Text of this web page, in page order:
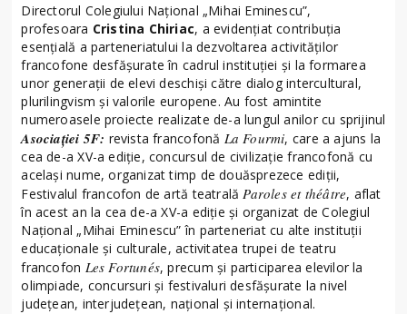
Directorul Colegiului Național „Mihai Eminescu”,
profesoara Cristina Chiriac, a evidențiat contribuția
esențială a parteneriatului la dezvoltarea activităților
francofone desfășurate în cadrul instituției și la formarea
unor generații de elevi deschiși către dialog intercultural,
plurilingvism și valorile europene. Au fost amintite
numeroasele proiecte realizate de-a lungul anilor cu sprijinul
Asociației 5F: revista francofonă La Fourmi, care a ajuns la
cea de-a XV-a ediție, concursul de civilizație francofonă cu
același nume, organizat timp de douăsprezece ediții,
Festivalul francofon de artă teatralăParoles et théâtre, aflat
în acest an la cea de-a XV-a ediție și organizat de Colegiul
Național „Mihai Eminescu” în parteneriat cu alte instituții
educaționale și culturale, activitatea trupei de teatru
francofon Les Fortunés, precum și participarea elevilor la
olimpiade, concursuri și festivaluri desfășurate la nivel
județean, interjudețean, național și internațional.